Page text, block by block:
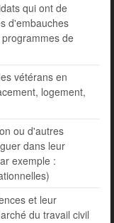
qui ont de
d'embauches
de
vétérans en
logement,
ou d'autres
dans leur
exemple :
et leur
du travail civil